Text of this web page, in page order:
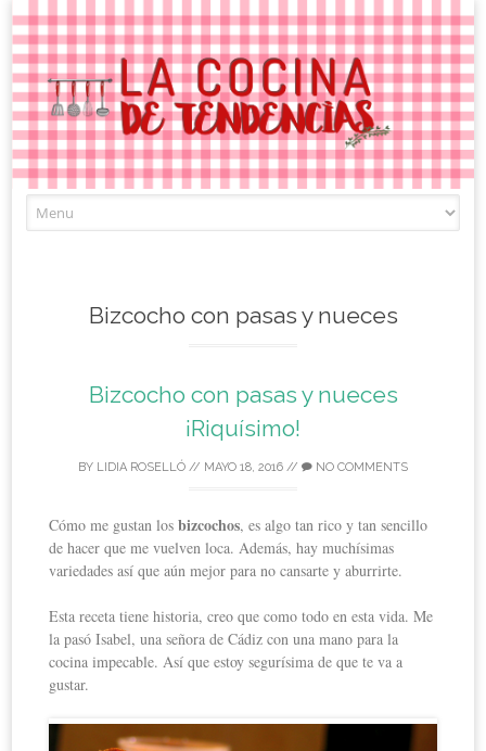
to
Bizcocho con pasas y nueces
Bizcocho con pasas y nueces
¡Riquísimo!
BY LIDIA ROSELLÓ // MAYO 18, 2016 // NO COMMENTS
Cómo me gustan losbizcochos, es algo tan rico y tan sencillo
de hacer que me vuelven loca. Además, hay muchísimas
variedades así que aún mejor para no cansarte y aburrirte.
Esta receta tiene historia, creo que como todo en esta vida. Me
la pasó Isabel, una señora de Cádiz con una mano para la
cocina impecable. Así que estoy segurísima de que te va a
gustar.